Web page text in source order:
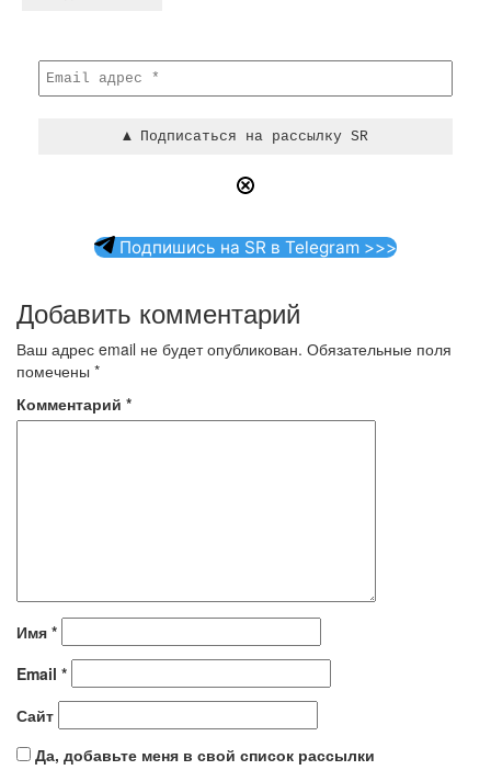
Подпишись на SR в Telegram >>>
Добавить комментарий
Ваш адрес email не будет опубликован. Обязательные поля
помечены *
Комментарий *
Имя *
Email *
Сайт
Да, добавьте меня в свой список рассылки